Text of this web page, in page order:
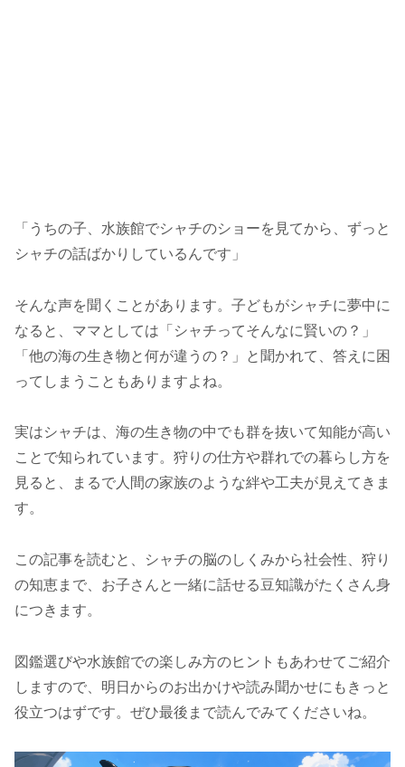
「うちの子、水族館でシャチのショーを見てから、ずっと
シャチの話ばかりしているんです」
そんな声を聞くことがあります。子どもがシャチに夢中に
なると、ママとしては「シャチってそんなに賢いの？」
「他の海の生き物と何が違うの？」と聞かれて、答えに困
ってしまうこともありますよね。
実はシャチは、海の生き物の中でも群を抜いて知能が高い
ことで知られています。狩りの仕方や群れでの暮らし方を
見ると、まるで人間の家族のような絆や工夫が見えてきま
す。
この記事を読むと、シャチの脳のしくみから社会性、狩り
の知恵まで、お子さんと一緒に話せる豆知識がたくさん身
につきます。
図鑑選びや水族館での楽しみ方のヒントもあわせてご紹介
しますので、明日からのお出かけや読み聞かせにもきっと
役立つはずです。ぜひ最後まで読んでみてくださいね。